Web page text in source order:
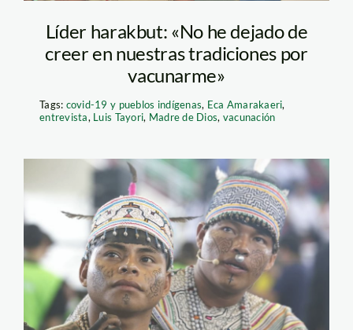
Líder harakbut: «No he dejado de
creer en nuestras tradiciones por
vacunarme»
Tags: covid-19 y pueblos indígenas, Eca Amarakaeri,
entrevista, Luis Tayori, Madre de Dios, vacunación
indigenas-andina